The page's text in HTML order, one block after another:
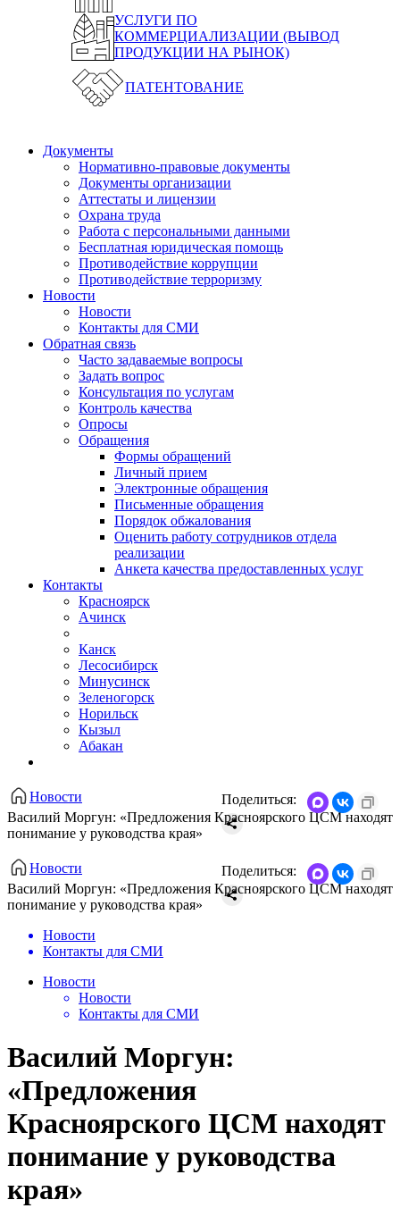
УСЛУГИ ПО
КОММЕРЦИАЛИЗАЦИИ (ВЫВОД
ПРОДУКЦИИ НА РЫНОК)
ПАТЕНТОВАНИЕ
Документы
Нормативно-правовые документы
Документы организации
Аттестаты и лицензии
Охрана труда
Работа с персональными данными
Бесплатная юридическая помощь
Противодействие коррупции
Противодействие терроризму
Новости
Новости
Контакты для СМИ
Обратная связь
Часто задаваемые вопросы
Задать вопрос
Консультация по услугам
Контроль качества
Опросы
Обращения
Формы обращений
Личный прием
Электронные обращения
Письменные обращения
Порядок обжалования
Оценить работу сотрудников отдела
реализации
Анкета качества предоставленных услуг
Контакты
Красноярск
Ачинск
Канск
Лесосибирск
Минусинск
Зеленогорск
Норильск
Кызыл
Абакан
Новости
Василий Моргун: «Предложения Красноярского ЦСМ находят
понимание у руководства края»
Поделиться:
Новости
Василий Моргун: «Предложения Красноярского ЦСМ находят
понимание у руководства края»
Поделиться:
Новости
Контакты для СМИ
Новости
Новости
Контакты для СМИ
Василий Моргун:
«Предложения
Красноярского ЦСМ находят
понимание у руководства
края»